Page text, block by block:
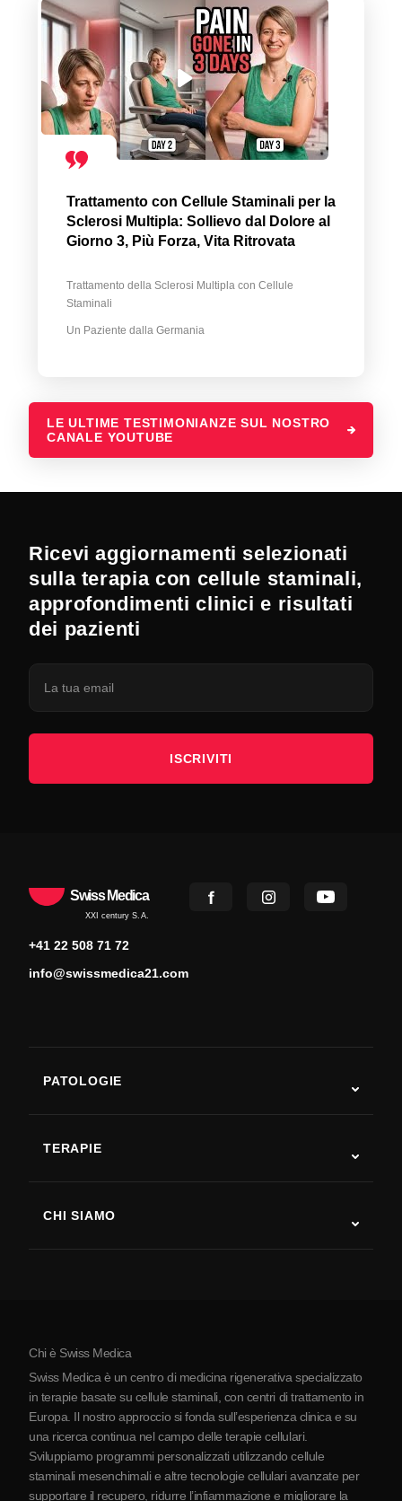
Trattamento con Cellule Staminali per la
Sclerosi Multipla: Sollievo dal Dolore al
Giorno 3, Più Forza, Vita Ritrovata
Trattamento della Sclerosi Multipla con Cellule
Staminali
Un Paziente dalla Germania
LE ULTIME TESTIMONIANZE SUL NOSTRO
CANALE YOUTUBE
Ricevi aggiornamenti selezionati
sulla terapia con cellule staminali,
approfondimenti clinici e risultati
dei pazienti
ISCRIVITI
Swiss Medica
XXI century S.A.
+41 22 508 71 72
info@swissmedica21.com
PATOLOGIE
Malattia di Parkinson
Artrite
TERAPIE
CHI SIAMO
La Serbia
Partnership
Chi è Swiss Medica
Swiss Medica è un centro di medicina rigenerativa specializzato
in terapie basate su cellule staminali, con centri di trattamento in
Europa. Il nostro approccio si fonda sull’esperienza clinica e su
una ricerca continua nel campo delle terapie cellulari.
Sviluppiamo programmi personalizzati utilizzando cellule
staminali mesenchimali e altre tecnologie cellulari avanzate per
supportare il recupero, ridurre l’infiammazione e migliorare la